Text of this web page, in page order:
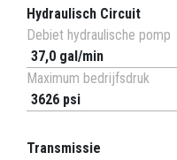
Hydraulisch Circuit
Debiet hydraulische pomp
37,0 gal/min
Maximum bedrijfsdruk
3626 psi
Transmissie